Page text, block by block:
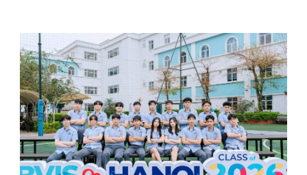
News image